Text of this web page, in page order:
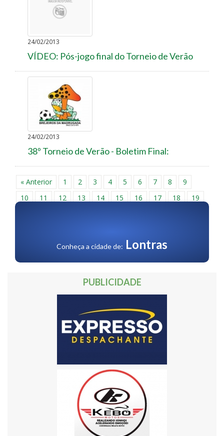
24/02/2013
VÍDEO: Pós-jogo final do Torneio de Verão
24/02/2013
38º Torneio de Verão - Boletim Final:
« Anterior 1 2 3 4 5 6 7 8
9
10
11 12 13 14 15 16 17 18
19
Conheça a cidade de: Lontras
PUBLICIDADE